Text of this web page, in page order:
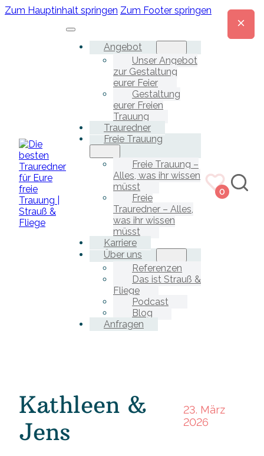
Zum Hauptinhalt springen Zum Footer springen
Angebot
Unser Angebot
zur Gestaltung
eurer Feier
Gestaltung
eurer Freien
Trauung
Trauredner
Freie Trauung
Freie Trauung –
Alles, was ihr wissen
müsst
Freie
Trauredner – Alles,
was ihr wissen
müsst
Karriere
Über uns
Referenzen
Das ist Strauß &
Fliege
Podcast
Blog
Anfragen
0
Kathleen &
Jens
23. März
2026